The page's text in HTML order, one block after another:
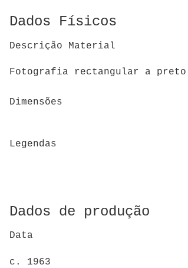
Dados Físicos
Descrição Material
Fotografia rectangular a preto
Dimensões
Legendas
Dados de produção
Data
c. 1963